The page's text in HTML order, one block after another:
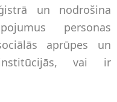
un nodrošina
personas
aprūpes un
vai ir